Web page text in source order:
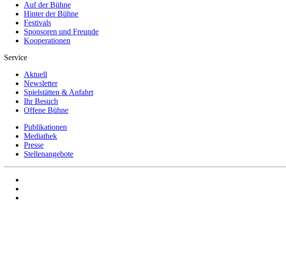
Auf der Bühne
Hinter der Bühne
Festivals
Sponsoren und Freunde
Kooperationen
Service
Aktuell
Newsletter
Spielstätten & Anfahrt
Ihr Besuch
Offene Bühne
Publikationen
Mediathek
Presse
Stellenangebote